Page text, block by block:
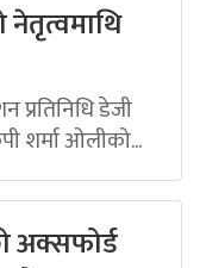
डेजी
शर्मा ओलीको...
अक्सफोर्ड